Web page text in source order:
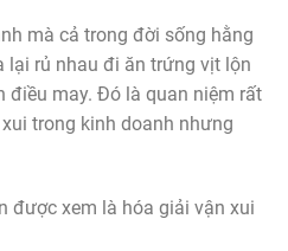
mà cả trong đời sống hằng
lại rủ nhau đi ăn trứng vịt lộn
điều may. Đó là quan niệm rất
trong kinh doanh nhưng
được xem là hóa giải vận xui